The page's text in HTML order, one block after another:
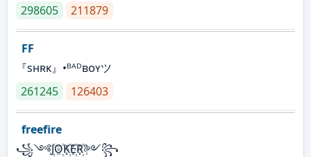
298605 211879
FF
『sʜʀᴋ』•ᴮᴬᴰʙᴏʏツ
261245
126403
freefire
꧁༺J꙰O꙰K꙰E꙰R꙰༻꧂